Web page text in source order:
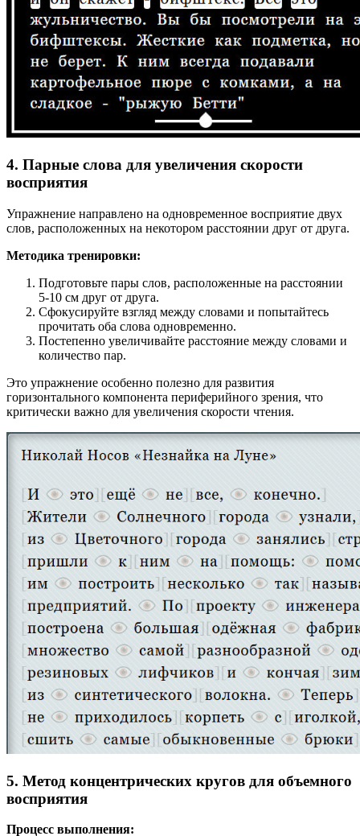
4. Парные слова для увеличения скорости
восприятия
Упражнение направлено на одновременное восприятие двух
слов, расположенных на некотором расстоянии друг от друга.
Методика тренировки:
Подготовьте пары слов, расположенные на расстоянии
5-10 см друг от друга.
Сфокусируйте взгляд между словами и попытайтесь
прочитать оба слова одновременно.
Постепенно увеличивайте расстояние между словами и
количество пар.
Это упражнение особенно полезно для развития
горизонтального компонента периферийного зрения, что
критически важно для увеличения скорости чтения.
5. Метод концентрических кругов для объемного
восприятия
Процесс выполнения: